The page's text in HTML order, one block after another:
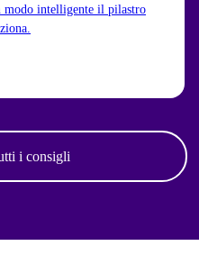
modo intelligente il pilastro
i consigli